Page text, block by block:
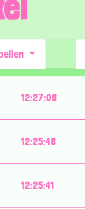
12:27:08
12:25:48
12:25:41